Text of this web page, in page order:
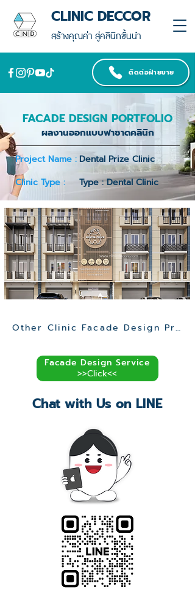
สร้างคุณค่า สู่คลินิกชั้นนำ
CLINIC DECCOR
ติดต่อฝ่ายขาย
FACADE DESIGN PORTFOLIO
ผลงานออกแบบฟาซาดคลินิก
Project Name : Dental Prize Clinic
Clinic Type :
Type : Dental Clinic
Other Clinic Facade Design Projects >>
Facade Design Service
>>Click<<
Chat with Us on LINE